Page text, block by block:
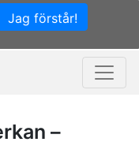
Jag förstår!
–